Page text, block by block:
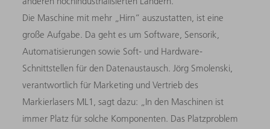
Die Maschine mit mehr „Hirn“ auszustatten, ist eine
große Aufgabe. Da geht es um Software, Sensorik,
Automatisierungen sowie Soft- und Hardware-
Schnittstellen für den Datenaustausch. Jörg Smolenski,
verantwortlich für Marketing und Vertrieb des
Markierlasers ML1, sagt dazu: „In den Maschinen ist
immer Platz für solche Komponenten. Das Platzproblem